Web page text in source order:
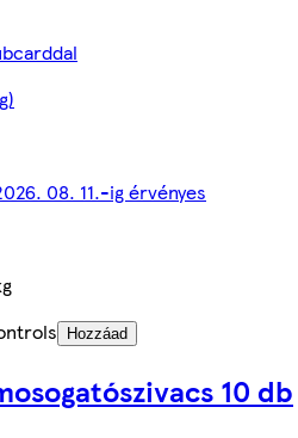
08. 11.-ig érvényes
Hozzáad
10 db